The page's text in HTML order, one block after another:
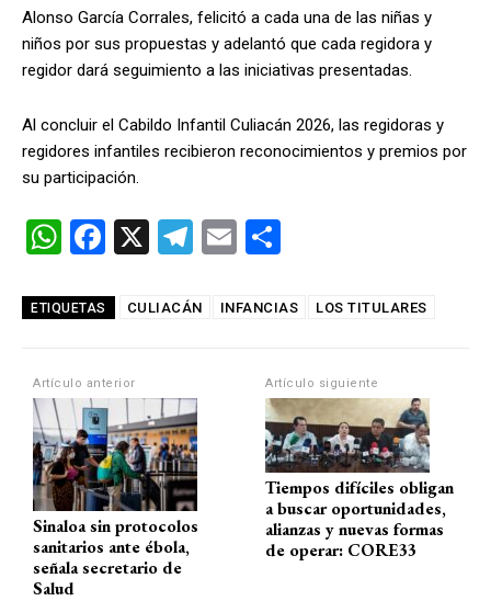
Alonso García Corrales, felicitó a cada una de las niñas y
niños por sus propuestas y adelantó que cada regidora y
regidor dará seguimiento a las iniciativas presentadas.
Al concluir el Cabildo Infantil Culiacán 2026, las regidoras y
regidores infantiles recibieron reconocimientos y premios por
su participación.
W
at
A
p
p
F
ce
o
o
k
X
T
e
m
E
ail m
ar
tir
ETIQUETAS CULIACÁN INFANCIAS LOS TITULARES
Artículo anterior
Sinaloa sin protocolos
sanitarios ante ébola,
señala secretario de
Salud
Artículo siguiente
Tiempos difíciles obligan
a buscar oportunidades,
alianzas y nuevas formas
de operar: CORE33